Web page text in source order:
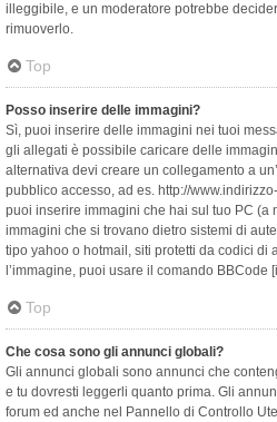
illeggibile, e un moderatore potrebbe
rimuoverlo.
Top
Posso inserire delle immagini?
Sì, puoi inserire delle immagini nei tuoi
gli allegati è possibile caricare delle
alternativa devi creare un collegamento a
pubblico accesso, ad es. http://
puoi inserire immagini che hai sul tuo PC (a
immagini che si trovano dietro sistemi di
tipo yahoo o hotmail, siti protetti da codici di
l’immagine, puoi usare il comando BBCode
Top
Che cosa sono gli annunci globali?
Gli annunci globali sono annunci che
e tu dovresti leggerli quanto prima. Gli
forum ed anche nel Pannello di Controllo